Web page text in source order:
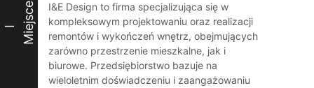
I Miejsce
I&E Design to firma specjalizująca się w
kompleksowym projektowaniu oraz realizacji
remontów i wykończeń wnętrz, obejmujących
zarówno przestrzenie mieszkalne, jak i
biurowe. Przedsiębiorstwo bazuje na
wieloletnim doświadczeniu i zaangażowaniu